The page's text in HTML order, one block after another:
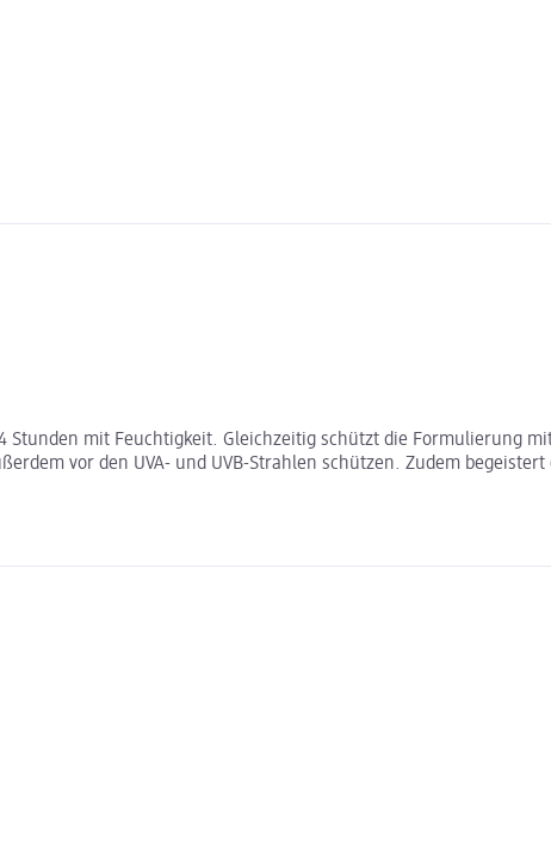
Stunden mit Feuchtigkeit. Gleichzeitig schützt die Formulierung
vor den UVA- und UVB-Strahlen schützen. Zudem